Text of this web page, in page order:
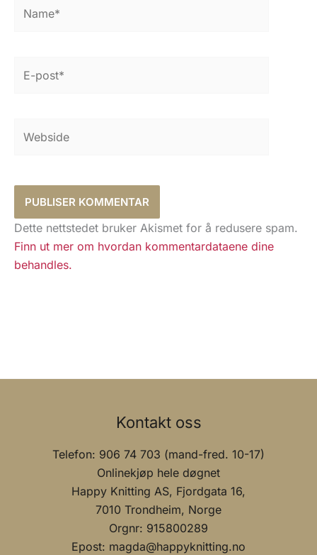
post*
Dette nettstedet bruker Akismet for å redusere spam.
Finn ut mer om hvordan kommentardataene dine
behandles.
Kontakt oss
Telefon: 906 74 703 (mand-fred. 10-17)
Onlinekjøp hele døgnet
Happy Knitting AS, Fjordgata 16,
7010 Trondheim, Norge
Orgnr: 915800289
Epost: magda@happyknitting.no